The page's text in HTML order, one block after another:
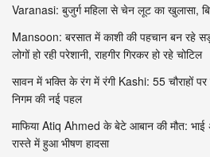
Varanasi: बुजुर्ग महिला से चेन लूट का खुलासा,
Mansoon: बरसात में काशी की पहचान बन
लोगों हो रही परेशानी, राहगीर गिरकर हो रहे चोटिल
सावन में भक्ति के रंग में रंगी Kashi: 55 चौराहों
निगम की नई पहल
माफिया Atiq Ahmed के बेटे आबान की मौत:
रास्ते में हुआ भीषण हादसा